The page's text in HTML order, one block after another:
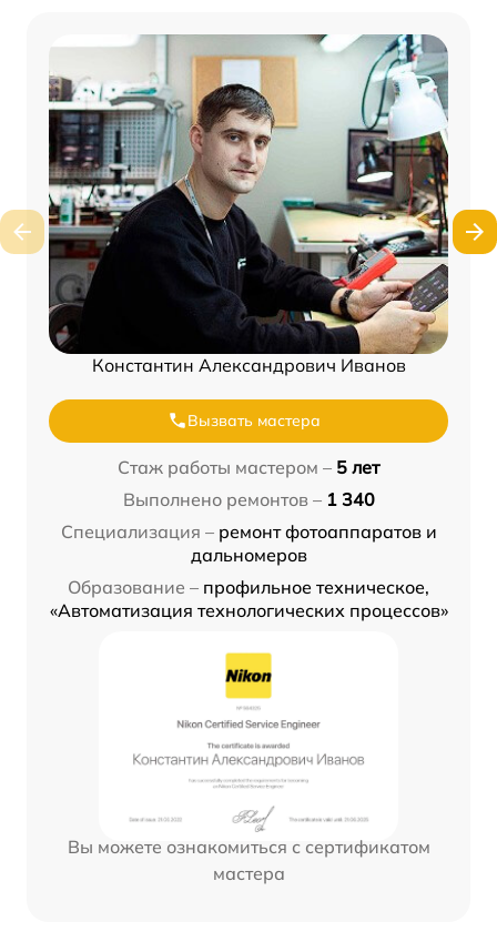
Константин Александрович Иванов
Вызвать мастера
Стаж работы мастером – 5 лет
Выполнено ремонтов – 1 340
Специализация – ремонт фотоаппаратов и
дальномеров
Образование – профильное техническое,
«Автоматизация технологических процессов»
Вы можете ознакомиться с сертификатом
мастера